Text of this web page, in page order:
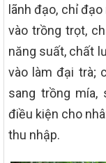
lãnh đạo, chỉ
vào trồng trọt,
năng suất, chất
vào làm đại trà;
sang trồng mía,
điều kiện cho
thu nhập.